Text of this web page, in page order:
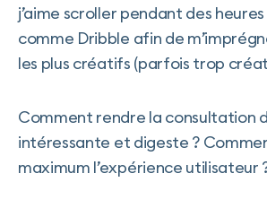
j’aime scroller pendant des
comme Dribble afin de
les plus créatifs (parfois trop
Comment rendre la consultation
intéressante et digeste ?
maximum l’expérience utilisateur